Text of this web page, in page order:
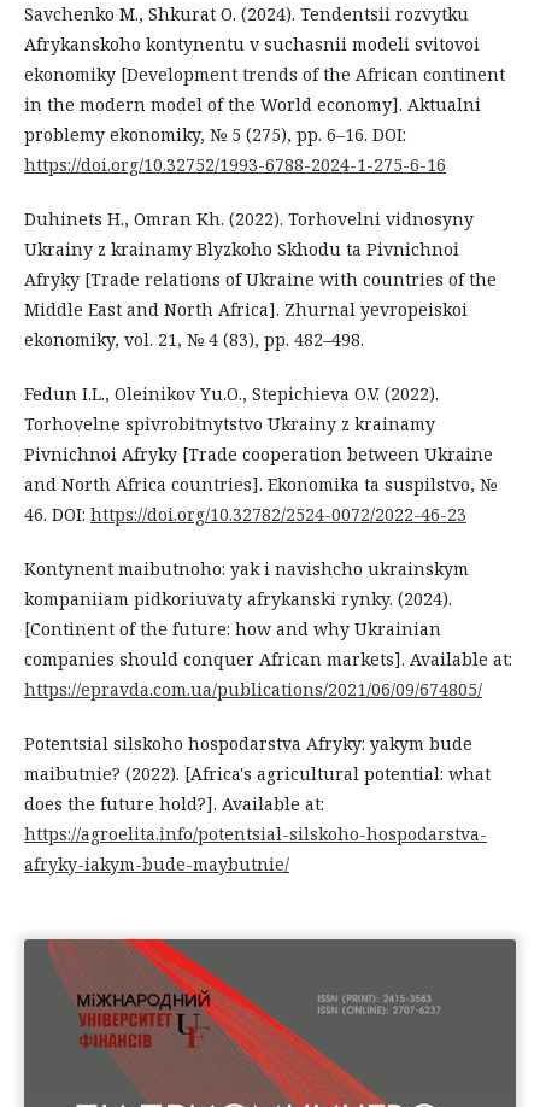
Savchenko M., Shkurat O. (2024). Tendentsii rozvytku
Afrykanskoho kontynentu v suchasnii modeli svitovoi
ekonomiky [Development trends of the African continent
in the modern model of the World economy]. Aktualni
problemy ekonomiky, № 5 (275), pp. 6–16. DOI:
https://doi.org/10.32752/1993-6788-2024-1-275-6-16
Duhinets H., Omran Kh. (2022). Torhovelni vidnosyny
Ukrainy z krainamy Blyzkoho Skhodu ta Pivnichnoi
Afryky [Trade relations of Ukraine with countries of the
Middle East and North Africa]. Zhurnal yevropeiskoi
ekonomiky, vol. 21, № 4 (83), pp. 482–498.
Fedun I.L., Oleinikov Yu.O., Stepichieva O.V. (2022).
Torhovelne spivrobitnytstvo Ukrainy z krainamy
Pivnichnoi Afryky [Trade cooperation between Ukraine
and North Africa countries]. Ekonomika ta suspilstvo, №
46. DOI: https://doi.org/10.32782/2524-0072/2022-46-23
Kontynent maibutnoho: yak i navishcho ukrainskym
kompaniiam pidkoriuvaty afrykanski rynky. (2024).
[Continent of the future: how and why Ukrainian
companies should conquer African markets]. Available at:
https://epravda.com.ua/publications/2021/06/09/674805/
Potentsial silskoho hospodarstva Afryky: yakym bude
maibutnie? (2022). [Africa's agricultural potential: what
does the future hold?]. Available at:
https://agroelita.info/potentsial-silskoho-hospodarstva-
afryky-iakym-bude-maybutnie/